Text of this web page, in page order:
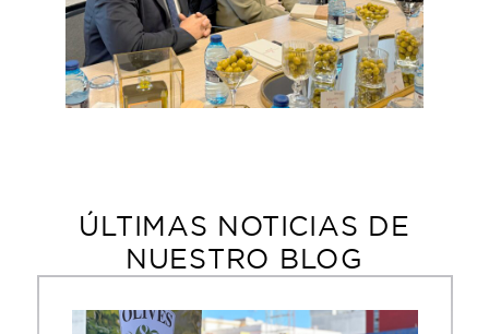
ÚLTIMAS NOTICIAS DE
NUESTRO BLOG